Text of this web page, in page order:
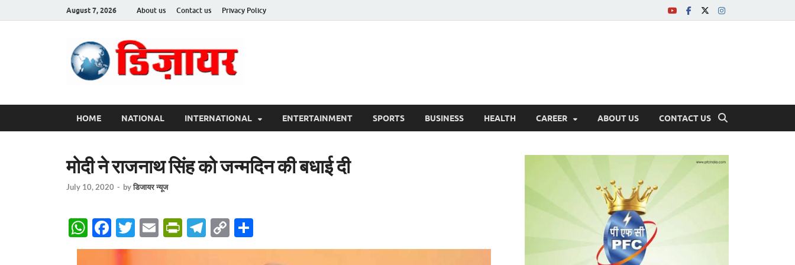
August 7, 2026 About us Contact us Privacy Policy
HOME NATIONAL INTERNATIONAL ENTERTAINMENT SPORTS BUSINESS HEALTH CAREER ABOUT US CONTACT US
मोदी ने राजनाथ सिंह को जन्मदिन की बधाई दी
July 10, 2020 - byडिजायर न्यूज
W
h
F
ac
T
w
E
m
P
ri
T
el
C
o h